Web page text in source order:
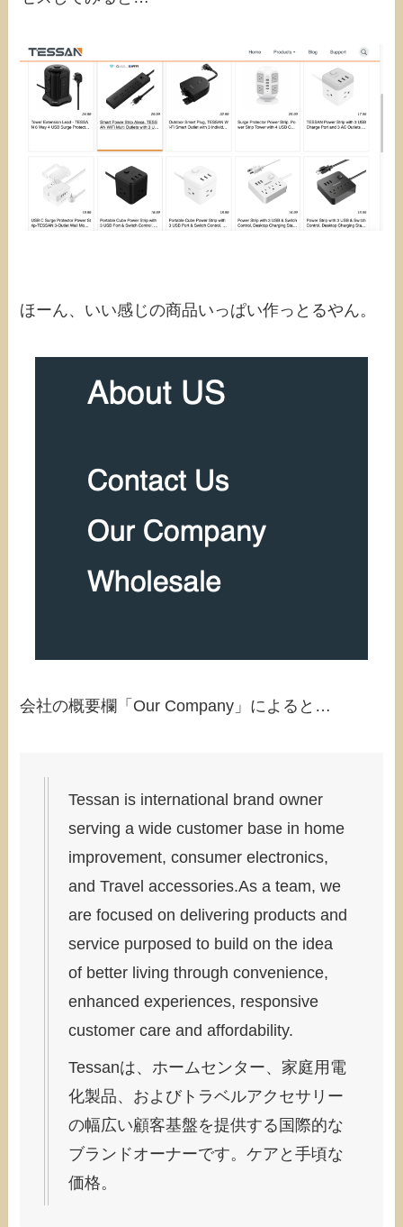
ほーん、いい感じの商品いっぱい作っとるやん。
会社の概要欄「Our Company」によると…
Tessan is international brand owner
serving a wide customer base in home
improvement, consumer electronics,
and Travel accessories.As a team, we
are focused on delivering products and
service purposed to build on the idea
of better living through convenience,
enhanced experiences, responsive
customer care and affordability.
Tessanは、ホームセンター、家庭用電
化製品、およびトラベルアクセサリー
の幅広い顧客基盤を提供する国際的な
ブランドオーナーです。ケアと手頃な
価格。